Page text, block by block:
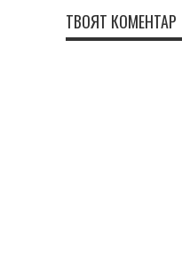
ТВОЯТ КОМЕНТАР